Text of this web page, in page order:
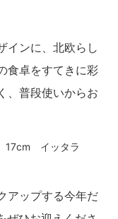
インに、北欧らし
食卓をすてきに彩
、普段使いからお
アップする今年だ